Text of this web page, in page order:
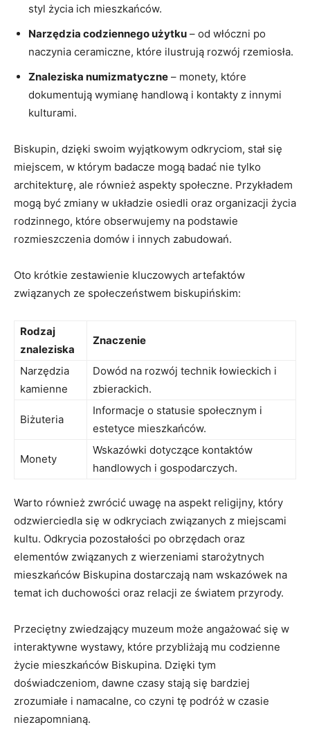
styl życia ich‍ mieszkańców.
Narzędzia ⁣codziennego użytku – od włóczni po
naczynia ceramiczne, które ilustrują rozwój​ rzemiosła.
Znaleziska numizmatyczne – monety, które
dokumentują wymianę handlową i kontakty z innymi
kulturami.
Biskupin, dzięki swoim wyjątkowym odkryciom, stał się
miejscem, w którym badacze mogą badać‌ nie tylko
architekturę, ale również aspekty społeczne. Przykładem
mogą być zmiany w​ układzie osiedli oraz​ organizacji życia
rodzinnego, które ⁢obserwujemy na podstawie
rozmieszczenia domów i innych zabudowań.
Oto krótkie ⁢zestawienie ‍kluczowych artefaktów
związanych ze społeczeństwem biskupińskim:
Rodzaj
znaleziska
Znaczenie
Narzędzia
kamienne
Dowód na rozwój technik łowieckich i
zbierackich.
Biżuteria
Informacje o statusie społecznym i⁤
estetyce mieszkańców.
Monety
Wskazówki dotyczące kontaktów
handlowych ‌i gospodarczych.
Warto również zwrócić uwagę na aspekt religijny, ⁣który
odzwierciedla się w⁢ odkryciach związanych z miejscami
kultu. Odkrycia pozostałości po obrzędach oraz⁣
elementów związanych z wierzeniami starożytnych
mieszkańców Biskupina dostarczają⁣ nam wskazówek na
temat ich ‌duchowości oraz⁤ relacji ze ⁢światem przyrody.
Przeciętny zwiedzający muzeum⁤ może angażować się w
interaktywne ⁣wystawy, które przybliżają mu‌ codzienne
życie mieszkańców Biskupina.⁣ Dzięki tym ​
doświadczeniom, dawne czasy stają się bardziej
zrozumiałe i namacalne, co czyni tę podróż ⁣w czasie
niezapomnianą.